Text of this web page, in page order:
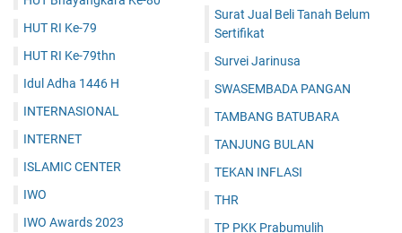
HUT RI Ke-79
HUT RI Ke-79thn
Idul Adha 1446 H
INTERNASIONAL
INTERNET
ISLAMIC CENTER
IWO
IWO Awards 2023
Surat Jual Beli Tanah Belum
Sertifikat
Survei Jarinusa
SWASEMBADA PANGAN
TAMBANG BATUBARA
TANJUNG BULAN
TEKAN INFLASI
THR
TP PKK Prabumulih